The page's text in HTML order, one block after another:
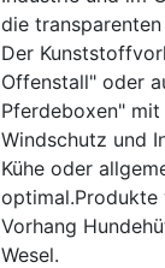
die
Der
Offenstall" oder
Pferdeboxen"
Windschutz und
Kühe oder
optimal.Produkte
Vorhang
Wesel.